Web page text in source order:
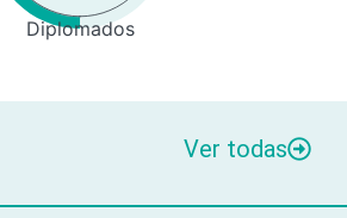
Diplomados
Ver todas